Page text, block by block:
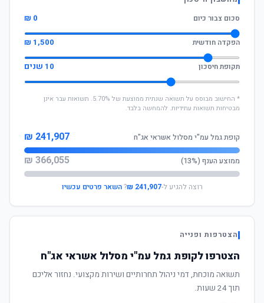
סכום צבור כיום
0 ₪
הפקדה חודשית 1,500 ₪
תקופת חיסכון 10 שנים
* החישוב מבוסס על תשואה שנתית ממוצעת של 5.70%. תשואות עבר אינן
מבטיחות תשואות עתידיות. להמחשה בלבד.
קופת גמל עמ"י מסלול אשראי אג"ח 241,907 ₪
ממוצע הענף (13%) 366,055 ₪
רוצה להגיע ל-241,907 ₪
?השאר פרטים עכשיו
הצטרפות ופנייה
הצטרפו לקופת גמל עמ"י מסלול אשראי אג"ח
תשואה מוכחת, דמי ניהול תחרותיים ושירות מקצועי. נחזור אליכם
תוך 24 שעות.